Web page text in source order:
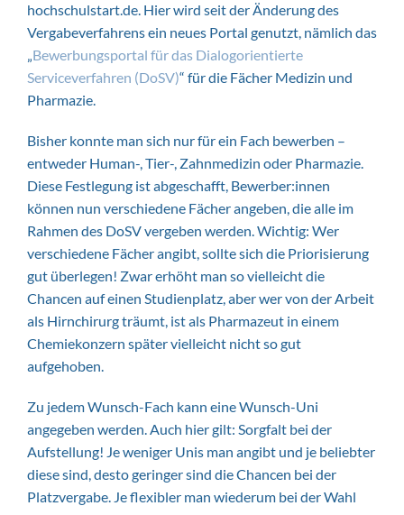
hochschulstart.de. Hier wird seit der Änderung des
Vergabeverfahrens ein neues Portal genutzt, nämlich das
„Bewerbungsportal für das Dialogorientierte
Serviceverfahren (DoSV)“ für die Fächer Medizin und
Pharmazie.
Bisher konnte man sich nur für ein Fach bewerben –
entweder Human-, Tier-, Zahnmedizin oder Pharmazie.
Diese Festlegung ist abgeschafft, Bewerber:innen
können nun verschiedene Fächer angeben, die alle im
Rahmen des DoSV vergeben werden. Wichtig: Wer
verschiedene Fächer angibt, sollte sich die Priorisierung
gut überlegen! Zwar erhöht man so vielleicht die
Chancen auf einen Studienplatz, aber wer von der Arbeit
als Hirnchirurg träumt, ist als Pharmazeut in einem
Chemiekonzern später vielleicht nicht so gut
aufgehoben.
Zu jedem Wunsch-Fach kann eine Wunsch-Uni
angegeben werden. Auch hier gilt: Sorgfalt bei der
Aufstellung! Je weniger Unis man angibt und je beliebter
diese sind, desto geringer sind die Chancen bei der
Platzvergabe. Je flexibler man wiederum bei der Wahl